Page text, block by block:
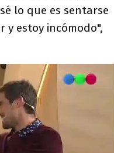
lo que es sentarse
y estoy incómodo",